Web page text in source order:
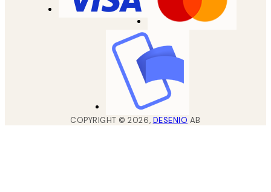
COPYRIGHT ©2026, DESENIO AB